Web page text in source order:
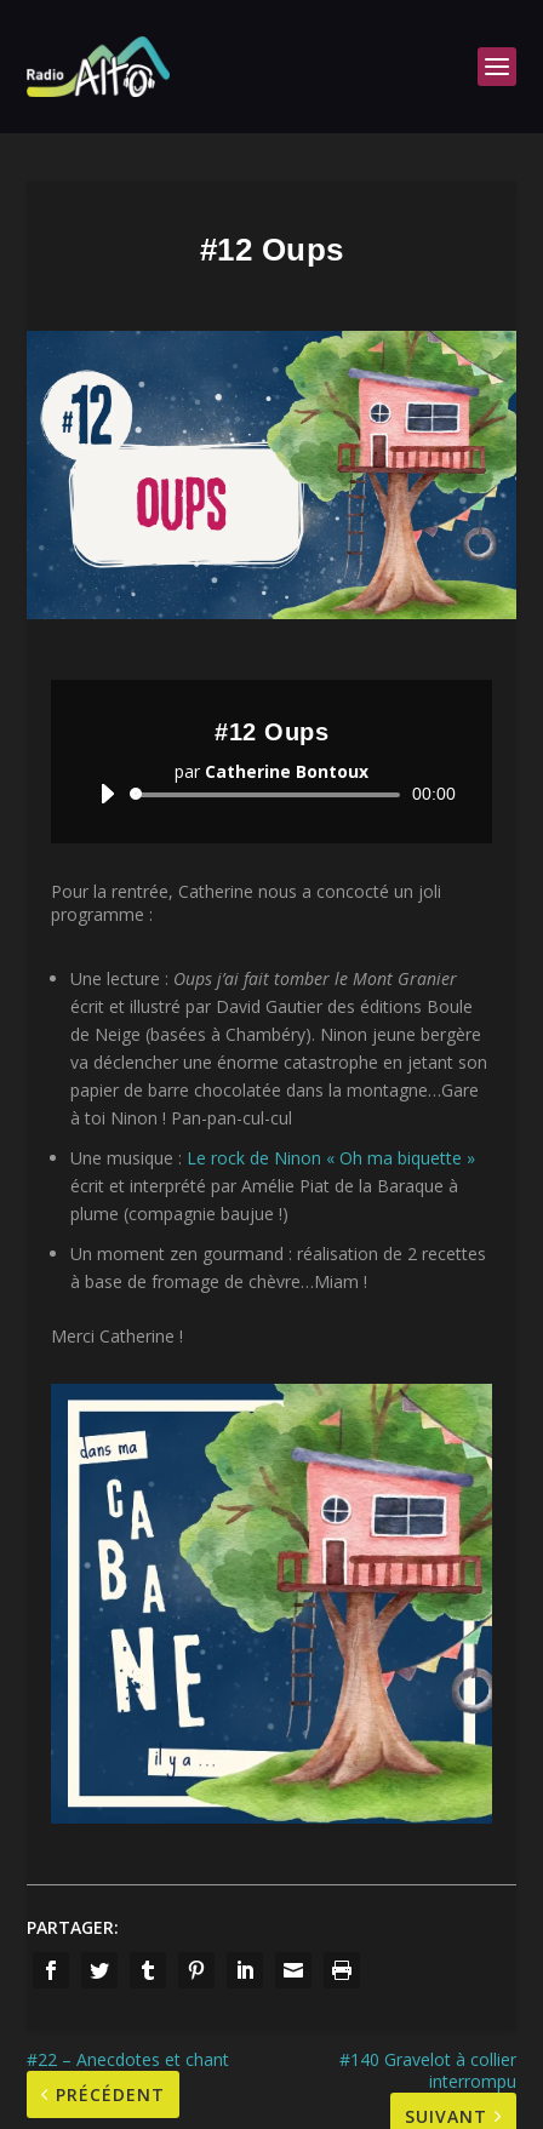
#12 Oups
#12 Oups
par Catherine Bontoux
Lecteur
00:00
Pour la rentrée, Catherine nous a concocté un joli
programme :
Une lecture : Oups j’ai fait tomber le Mont Granier
écrit et illustré par David Gautier des éditions Boule
de Neige (basées à Chambéry). Ninon jeune bergère
va déclencher une énorme catastrophe en jetant son
papier de barre chocolatée dans la montagne…Gare
à toi Ninon ! Pan-pan-cul-cul
Une musique : Le rock de Ninon « Oh ma biquette »
écrit et interprété par Amélie Piat de la Baraque à
plume (compagnie baujue !)
Un moment zen gourmand : réalisation de 2 recettes
à base de fromage de chèvre…Miam !
Merci Catherine !
PARTAGER:
#22 – Anecdotes et chant
PRÉCÉDENT
#140 Gravelot à collier
interrompu
SUIVANT